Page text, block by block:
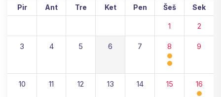
Pir Ant Tre Ket Pen Šeš Sek
1 2
3 4 5 6 7 8 9
10 11 12 13 14 15 16